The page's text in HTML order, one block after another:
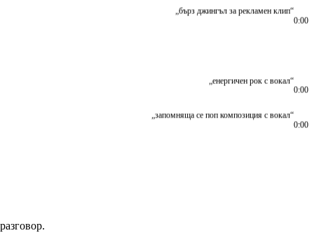
„бърз джингъл за рекламен клип“
0:00
„енергичен рок с вокал“
0:00
„запомняща се поп композиция с вокал“
0:00